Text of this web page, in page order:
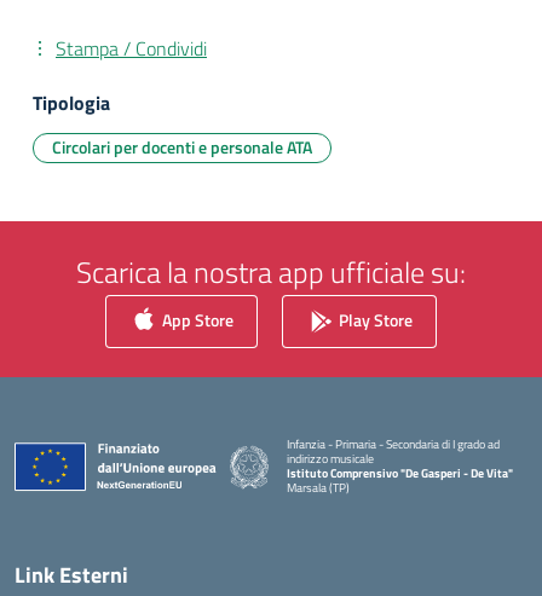
Stampa / Condividi
Tipologia
Circolari per docenti e personale ATA
Scarica la nostra app ufficiale su:
App Store Play Store
Infanzia - Primaria - Secondaria di I grado ad
indirizzo musicale
Istituto Comprensivo "De Gasperi - De Vita"
Marsala (TP)
Link Esterni